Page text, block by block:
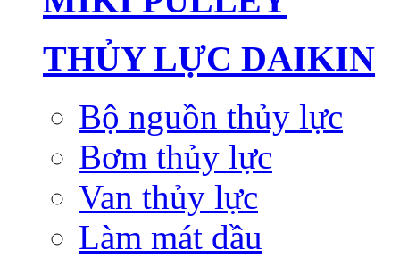
THỦY LỰC DAIKIN
Bộ nguồn thủy lực
Bơm thủy lực
Van thủy lực
Làm mát dầu